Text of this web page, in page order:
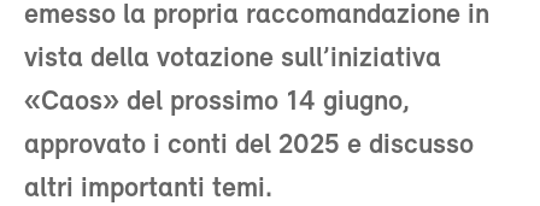
emesso la propria raccomandazione in
vista della votazione sull’iniziativa
«Caos» del prossimo 14 giugno,
approvato i conti del 2025 e discusso
altri importanti temi.